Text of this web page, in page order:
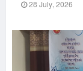
28 July, 2026